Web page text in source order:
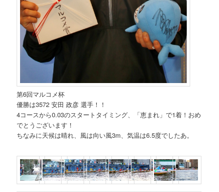
第6回マルコメ杯
優勝は3572 安田 政彦 選手！！
4コースから0.03のスタートタイミング、「恵まれ」で1着！おめ
でとうございます！
ちなみに天候は晴れ、風は向い風3m、気温は6.5度でしたあ。